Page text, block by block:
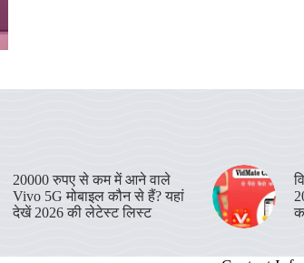
20000 रुपए से कम में आने वाले
Vivo 5G मोबाइल कौन से हैं? यहां
देखें 2026 की लेटेस्ट लिस्ट